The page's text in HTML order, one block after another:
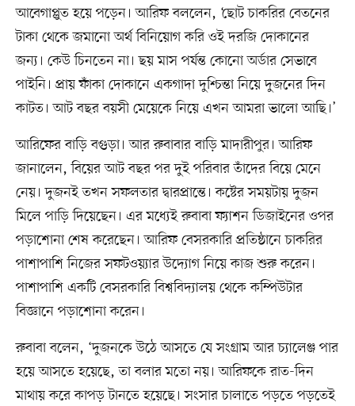
আবেগাপ্লুত হয়ে পড়েন। আরিফ বললেন, ‘ছোট চাকরির বেতনের
টাকা থেকে জমানো অর্থ বিনিয়োগ করি ওই দরজি দোকানের
জন্য। কেউ চিনতেন না। ছয় মাস পর্যন্ত কোনো অর্ডার সেভাবে
পাইনি। প্রায় ফাঁকা দোকানে একগাদা দুশ্চিন্তা নিয়ে দুজনের দিন
কাটত। আট বছর বয়সী মেয়েকে নিয়ে এখন আমরা ভালো আছি।’
আরিফের বাড়ি বগুড়া। আর রুবাবার বাড়ি মাদারীপুর। আরিফ
জানালেন, বিয়ের আট বছর পর দুই পরিবার তাঁদের বিয়ে মেনে
নেয়। দুজনই তখন সফলতার দ্বারপ্রান্তে। কষ্টের সময়টায় দুজন
মিলে পাড়ি দিয়েছেন। এর মধ্যেই রুবাবা ফ্যাশন ডিজাইনের ওপর
পড়াশোনা শেষ করেছেন। আরিফ বেসরকারি প্রতিষ্ঠানে চাকরির
পাশাপাশি নিজের সফটওয়্যার উদ্যোগ নিয়ে কাজ শুরু করেন।
পাশাপাশি একটি বেসরকারি বিশ্ববিদ্যালয় থেকে কম্পিউটার
বিজ্ঞানে পড়াশোনা করেন।
রুবাবা বলেন, ‘দুজনকে উঠে আসতে যে সংগ্রাম আর চ্যালেঞ্জ পার
হয়ে আসতে হয়েছে, তা বলার মতো নয়। আরিফকে রাত-দিন
মাথায় করে কাপড় টানতে হয়েছে। সংসার চালাতে পড়তে পড়তেই